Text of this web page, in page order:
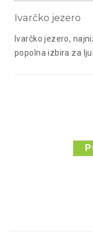
Ivarčko jezero
Ivarčko jezero,
popolna izbira za